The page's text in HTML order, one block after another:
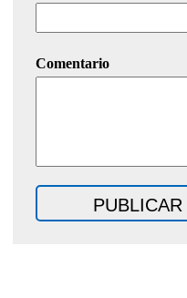
Comentario